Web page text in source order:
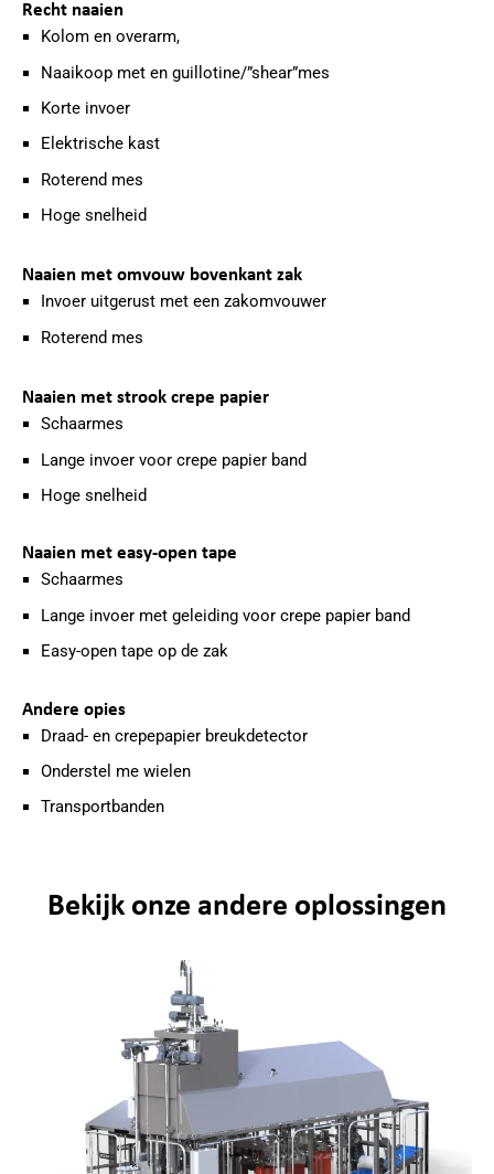
Recht naaien
Kolom en overarm,
Naaikoop met en guillotine/”shear”mes
Korte invoer
Elektrische kast
Roterend mes
Hoge snelheid
Naaien met omvouw bovenkant zak
Invoer uitgerust met een zakomvouwer
Roterend mes
Naaien met strook crepe papier
Schaarmes
Lange invoer voor crepe papier band
Hoge snelheid
Naaien met easy-open tape
Schaarmes
Lange invoer met geleiding voor crepe papier band
Easy-open tape op de zak
Andere opies
Draad- en crepepapier breukdetector
Onderstel me wielen
Transportbanden
Bekijk onze andere oplossingen